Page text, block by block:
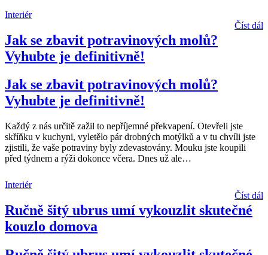
Interiér
Číst dál
Jak se zbavit potravinových molů?
Vyhubte je definitivně!
Jak se zbavit potravinových molů?
Vyhubte je definitivně!
Každý z nás určitě zažil to nepříjemné překvapení. Otevřeli jste
skříňku v kuchyni, vyletělo pár drobných motýlků a v tu chvíli jste
zjistili, že vaše potraviny byly zdevastovány. Mouku jste koupili
před týdnem a rýži dokonce včera. Dnes už ale…
Interiér
Číst dál
Ručně šitý ubrus umí vykouzlit skutečné
kouzlo domova